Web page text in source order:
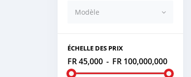
Modèle
ÉCHELLE DES PRIX
FR 45,000 - FR 100,000,000